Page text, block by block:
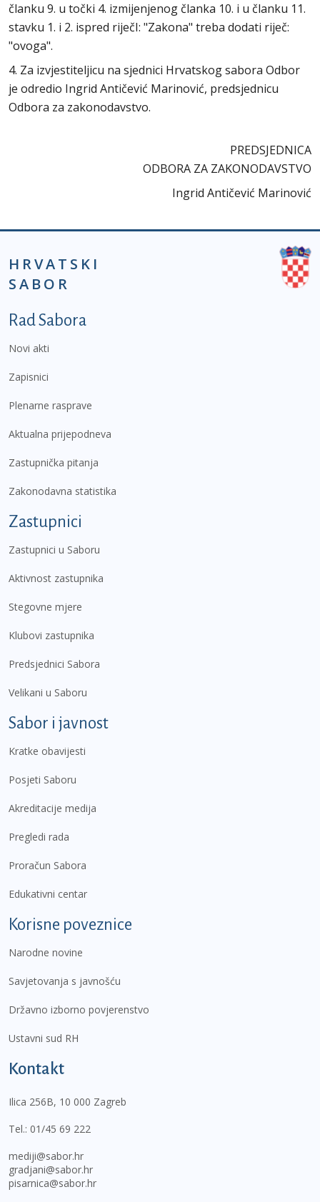
članku 9. u točki 4. izmijenjenog članka 10. i u članku 11.
stavku 1. i 2. ispred riječI: "Zakona" treba dodati riječ:
"ovoga".
4. Za izvjestiteljicu na sjednici Hrvatskog sabora Odbor
je odredio Ingrid Antičević Marinović, predsjednicu
Odbora za zakonodavstvo.
PREDSJEDNICA
ODBORA ZA ZAKONODAVSTVO
Ingrid Antičević Marinović
HRVATSKI
SABOR
Podnožje prvi izbornik
Rad Sabora
Novi akti
Zapisnici
Plenarne rasprave
Aktualna prijepodneva
Zastupnička pitanja
Zakonodavna statistika
Zastupnici
Zastupnici u Saboru
Aktivnost zastupnika
Stegovne mjere
Klubovi zastupnika
Predsjednici Sabora
Velikani u Saboru
Sabor i javnost
Kratke obavijesti
Posjeti Saboru
Akreditacije medija
Pregledi rada
Proračun Sabora
Edukativni centar
Korisne poveznice
Narodne novine
Savjetovanja s javnošću
Državno izborno povjerenstvo
Ustavni sud RH
Kontakt
Ilica 256B, 10 000 Zagreb
Tel.: 01/45 69 222
mediji@sabor.hr
gradjani@sabor.hr
pisarnica@sabor.hr